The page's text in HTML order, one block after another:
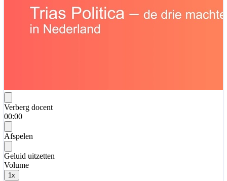
Verberg docent
00:00
Afspelen
Geluid uitzetten
Volume
1x